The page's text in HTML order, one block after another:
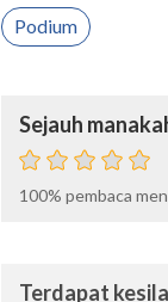
Podium
Sejauh
100% pembaca
Terdapat